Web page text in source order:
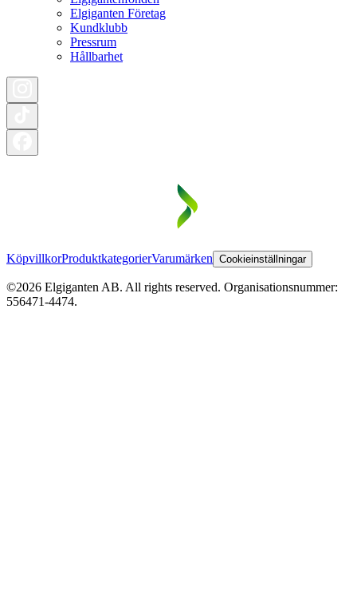
Elgiganten Företag
Kundklubb
Pressrum
Hållbarhet
KöpvillkorProduktkategorierVarumärken Cookieinställningar
©2026 Elgiganten AB. All rights reserved. Organisationsnummer:
556471-4474.